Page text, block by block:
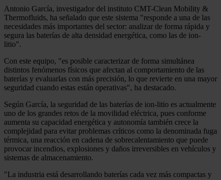
Antonio García, investigador del instituto CMT-Clean Mobility &
Thermofluids, ha señalado que este sistema "responde a una de las
necesidades más importantes del sector: analizar de forma rápida y
segura las baterías de alta densidad energética, como las de ion-
litio".
Con este equipo, "es posible caracterizar de forma simultánea
distintos fenómenos físicos que afectan al comportamiento de las
baterías y evaluarlas con más precisión, lo que revierte en una mayor
seguridad cuando estas están operativas", ha destacado.
Según García, la seguridad de las baterías de ion-litio es actualmente
uno de los grandes retos de la movilidad eléctrica, pues conforme
aumenta su capacidad energética y autonomía también crece la
complejidad para evitar problemas críticos como la denominada fuga
térmica, una reacción en cadena de sobrecalentamiento que puede
provocar incendios, explosiones y daños irreversibles en vehículos y
sistemas de almacenamiento.
"La industria está desarrollando baterías cada vez más compactas y